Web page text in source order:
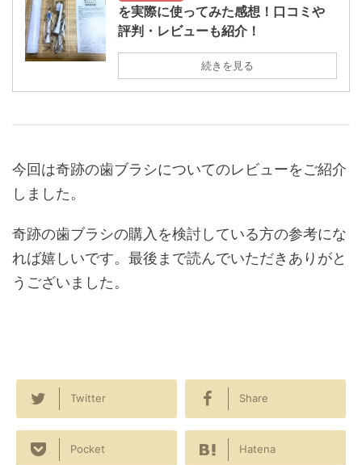
を実際に使ってみた感想！口コミや
評判・レビューも紹介！
続きを見る
今回は奇跡の歯ブラシについてのレビューをご紹介
しました。
奇跡の歯ブラシの購入を検討している方の参考にな
れば嬉しいです。最後まで読んでいただきありがと
うございました。
Twitter Share
Pocket Hatena